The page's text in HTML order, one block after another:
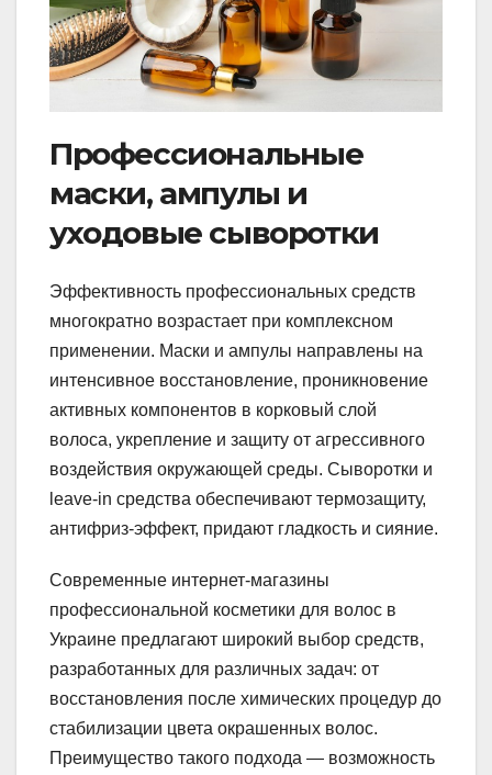
Профессиональные
маски, ампулы и
уходовые сыворотки
Эффективность профессиональных средств
многократно возрастает при комплексном
применении. Маски и ампулы направлены на
интенсивное восстановление, проникновение
активных компонентов в корковый слой
волоса, укрепление и защиту от агрессивного
воздействия окружающей среды. Сыворотки и
leave-in средства обеспечивают термозащиту,
антифриз-эффект, придают гладкость и сияние.
Современные интернет-магазины
профессиональной косметики для волос в
Украине предлагают широкий выбор средств,
разработанных для различных задач: от
восстановления после химических процедур до
стабилизации цвета окрашенных волос.
Преимущество такого подхода — возможность